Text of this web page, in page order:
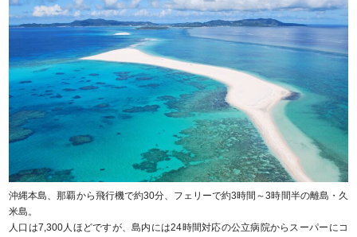
沖縄本島、那覇から飛行機で約30分、フェリーで約3時間～3時間半の離島・久
米島。
人口は7,300人ほどですが、島内には24時間対応の公立病院からスーパーにコ